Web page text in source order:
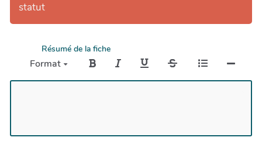
statut
Résumé de la fiche
Format